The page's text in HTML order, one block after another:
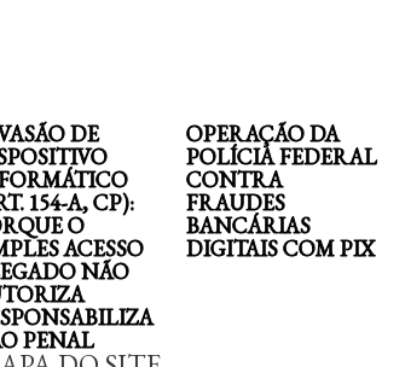
DE
154-A, CP):
O
ACESSO
NÃO
PENAL
OPERAÇÃO DA
POLÍCIA FEDERAL
CONTRA
FRAUDES
BANCÁRIAS
DIGITAIS COM PIX